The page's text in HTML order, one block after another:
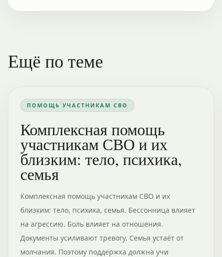
Ещё по теме
ПОМОЩЬ УЧАСТНИКАМ СВО
Комплексная помощь
участникам СВО и их
близким: тело, психика,
семья
Комплексная помощь участникам СВО и их
близким: тело, психика, семья. Бессонница влияет
на агрессию. Боль влияет на отношения.
Документы усиливают тревогу. Семья устаёт от
молчания. Поэтому поддержка должна учи